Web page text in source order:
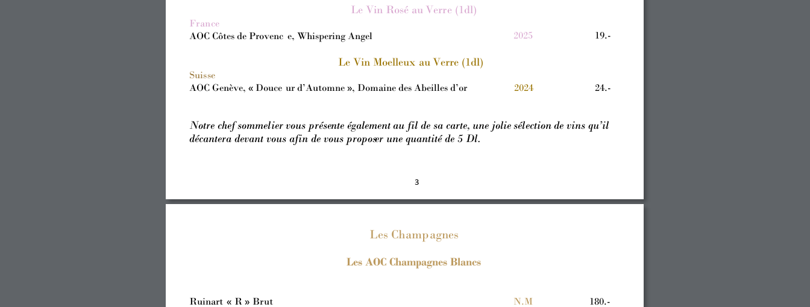
3
Le Vin Rosé au Verre (1dl)
France
AOC Côtes de Provenc e, Whispering Angel 2025 19.-
Le Vin Moelleux au Verre (1dl)
Suisse
AOC Genève, « Douce ur d’Automne », Domaine des Abeilles d’or 2024 24.-
Notre chef sommelier vous présente également au fil de sa carte, une jolie sélection de vins qu’il
décantera devant vous afin de vous proposer une quantité de 5 Dl.
Les Champagnes
Les AOC Champagnes Blancs
Ruinart « R » Brut N.M
180.-